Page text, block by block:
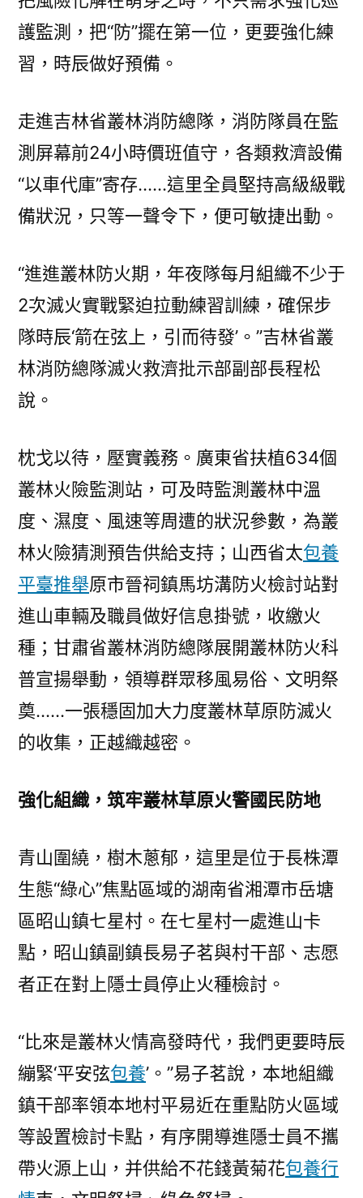
護監測，把“防”擺在第一位，更要強化練
習，時辰做好預備。
走進吉林省叢林消防總隊，消防隊員在監
測屏幕前24小時價班值守，各類救濟設備
“以車代庫”寄存……這里全員堅持高級級戰
備狀況，只等一聲令下，便可敏捷出動。
“進進叢林防火期，年夜隊每月組織不少于
2次滅火實戰緊迫拉動練習訓練，確保步
隊時辰‘箭在弦上，引而待發’。”吉林省叢
林消防總隊滅火救濟批示部副部長程松
說。
枕戈以待，壓實義務。廣東省扶植634個
叢林火險監測站，可及時監測叢林中溫
度、濕度、風速等周遭的狀況參數，為叢
林火險猜測預告供給支持；山西省太包養
平臺推舉原市晉祠鎮馬坊溝防火檢討站對
進山車輛及職員做好信息掛號，收繳火
種；甘肅省叢林消防總隊展開叢林防火科
普宣揚舉動，領導群眾移風易俗、文明祭
奠……一張穩固加大力度叢林草原防滅火
的收集，正越織越密。
強化組織，筑牢叢林草原火警國民防地
青山圍繞，樹木蔥郁，這里是位于長株潭
生態“綠心”焦點區域的湖南省湘潭市岳塘
區昭山鎮七星村。在七星村一處進山卡
點，昭山鎮副鎮長易子茗與村干部、志愿
者正在對上隱士員停止火種檢討。
“比來是叢林火情高發時代，我們更要時辰
繃緊‘平安弦包養’。”易子茗說，本地組織
鎮干部率領本地村平易近在重點防火區域
等設置檢討卡點，有序開導進隱士員不攜
帶火源上山，并供給不花錢黃菊花包養行